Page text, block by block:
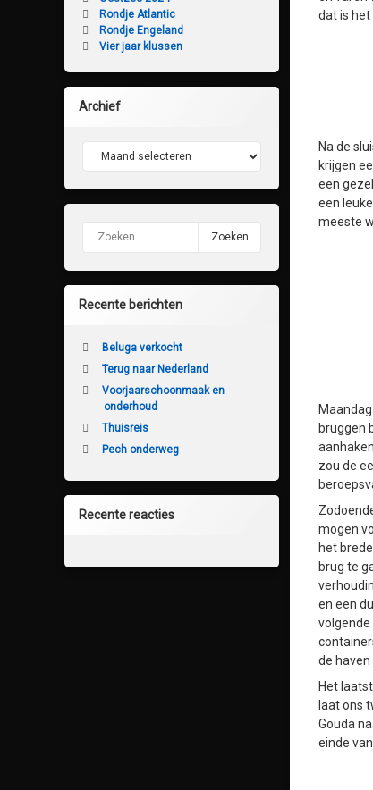
dat is het
Na de
krijgen
een
een
meeste
bruggen
zou de
mogen
het
brug te
en een
volgende
de haven
Het
laat ons
Gouda
einde
Rondje Atlantic
Rondje Engeland
Vier jaar klussen
Archief
Archief
Zoeken naar:
Recente berichten
Beluga verkocht
Terug naar Nederland
Voorjaarschoonmaak en
onderhoud
Thuisreis
Pech onderweg
Recente reacties